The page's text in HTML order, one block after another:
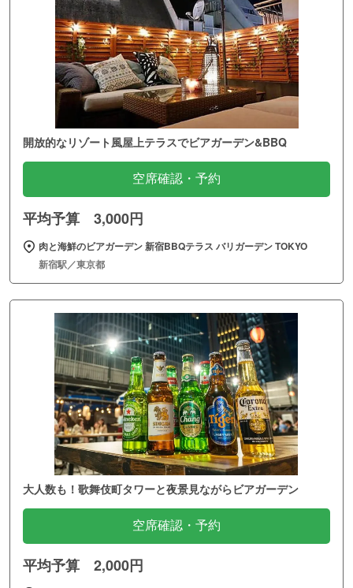
開放的なリゾート風屋上テラスでビアガーデン&BBQ
空席確認・予約
平均予算 3,000円
肉と海鮮のビアガーデン 新宿BBQテラス バリガーデン TOKYO
新宿駅／東京都
大人数も！歌舞伎町タワーと夜景見ながらビアガーデン
空席確認・予約
平均予算 2,000円